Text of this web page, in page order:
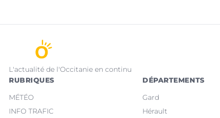
L'actualité de l'Occitanie en continu
RUBRIQUES
MÉTÉO
INFO TRAFIC
DÉPARTEMENTS
Gard
Hérault